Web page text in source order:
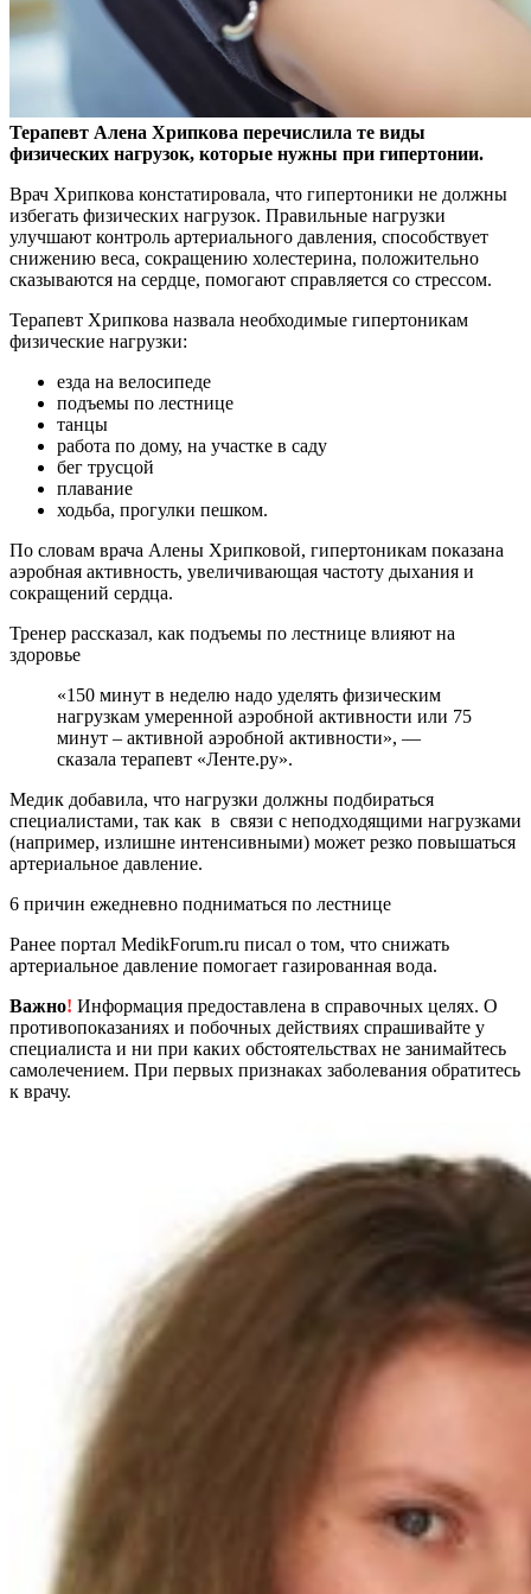
Терапевт Алена Хрипкова перечислила те виды
физических нагрузок, которые нужны при гипертонии.
Врач Хрипкова констатировала, что гипертоники не должны
избегать физических нагрузок. Правильные нагрузки
улучшают контроль артериального давления, способствует
снижению веса, сокращению холестерина, положительно
сказываются на сердце, помогают справляется со стрессом.
Терапевт Хрипкова назвала необходимые гипертоникам
физические нагрузки:
езда на велосипеде
подъемы по лестнице
танцы
работа по дому, на участке в саду
бег трусцой
плавание
ходьба, прогулки пешком.
По словам врача Алены Хрипковой, гипертоникам показана
аэробная активность, увеличивающая частоту дыхания и
сокращений сердца.
Тренер рассказал, как подъемы по лестнице влияют на
здоровье
«150 минут в неделю надо уделять физическим
нагрузкам умеренной аэробной активности или 75
минут – активной аэробной активности», —
сказала терапевт «Ленте.ру».
Медик добавила, что нагрузки должны подбираться
специалистами, так как в связи с неподходящими нагрузками
(например, излишне интенсивными) может резко повышаться
артериальное давление.
6 причин ежедневно подниматься по лестнице
Ранее портал MedikForum.ru писал о том, что снижать
артериальное давление помогает газированная вода.
Важно! Информация предоставлена в справочных целях. О
противопоказаниях и побочных действиях спрашивайте у
специалиста и ни при каких обстоятельствах не занимайтесь
самолечением. При первых признаках заболевания обратитесь
к врачу.